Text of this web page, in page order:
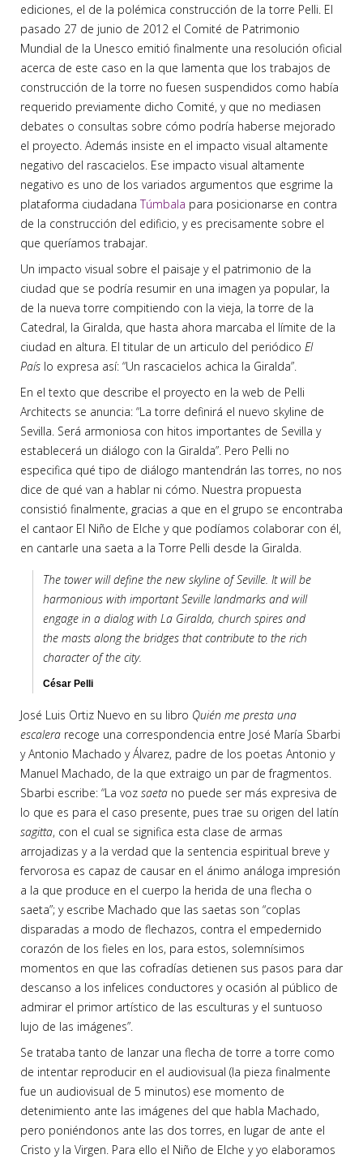
ediciones, el de la polémica construcción de la torre Pelli. El
pasado 27 de junio de 2012 el Comité de Patrimonio
Mundial de la Unesco emitió finalmente una resolución oficial
acerca de este caso en la que lamenta que los trabajos de
construcción de la torre no fuesen suspendidos como había
requerido previamente dicho Comité, y que no mediasen
debates o consultas sobre cómo podría haberse mejorado
el proyecto. Además insiste en el impacto visual altamente
negativo del rascacielos. Ese impacto visual altamente
negativo es uno de los variados argumentos que esgrime la
plataforma ciudadanaTúmbala para posicionarse en contra
de la construcción del edificio, y es precisamente sobre el
que queríamos trabajar.
Un impacto visual sobre el paisaje y el patrimonio de la
ciudad que se podría resumir en una imagen ya popular, la
de la nueva torre compitiendo con la vieja, la torre de la
Catedral, la Giralda, que hasta ahora marcaba el límite de la
ciudad en altura. El titular de un articulo del periódico El
País lo expresa así: “Un rascacielos achica la Giralda”.
En el texto que describe el proyecto en la web de Pelli
Architects se anuncia: “La torre definirá el nuevo skyline de
Sevilla. Será armoniosa con hitos importantes de Sevilla y
establecerá un diálogo con la Giralda”. Pero Pelli no
especifica qué tipo de diálogo mantendrán las torres, no nos
dice de qué van a hablar ni cómo. Nuestra propuesta
consistió finalmente, gracias a que en el grupo se encontraba
el cantaor El Niño de Elche y que podíamos colaborar con él,
en cantarle una saeta a la Torre Pelli desde la Giralda.
The tower will define the new skyline of Seville. It will be
harmonious with important Seville landmarks and will
engage in a dialog with La Giralda, church spires and
the masts along the bridges that contribute to the rich
character of the city.
César Pelli
José Luis Ortiz Nuevo en su libro Quién me presta una
escalera recoge una correspondencia entre José María Sbarbi
y Antonio Machado y Álvarez, padre de los poetas Antonio y
Manuel Machado, de la que extraigo un par de fragmentos.
Sbarbi escribe: “La voz saeta no puede ser más expresiva de
lo que es para el caso presente, pues trae su origen del latín
sagitta, con el cual se significa esta clase de armas
arrojadizas y a la verdad que la sentencia espiritual breve y
fervorosa es capaz de causar en el ánimo análoga impresión
a la que produce en el cuerpo la herida de una flecha o
saeta”; y escribe Machado que las saetas son “coplas
disparadas a modo de flechazos, contra el empedernido
corazón de los fieles en los, para estos, solemnísimos
momentos en que las cofradías detienen sus pasos para dar
descanso a los infelices conductores y ocasión al público de
admirar el primor artístico de las esculturas y el suntuoso
lujo de las imágenes”.
Se trataba tanto de lanzar una flecha de torre a torre como
de intentar reproducir en el audiovisual (la pieza finalmente
fue un audiovisual de 5 minutos) ese momento de
detenimiento ante las imágenes del que habla Machado,
pero poniéndonos ante las dos torres, en lugar de ante el
Cristo y la Virgen. Para ello el Niño de Elche y yo elaboramos